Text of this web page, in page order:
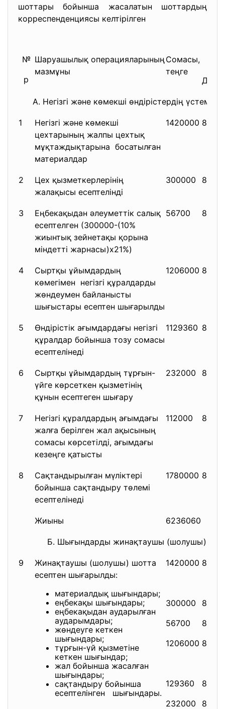
шоттары бойынша жасалатын шоттардың
корреспенденциясы келтірілген
№
р
Шаруашылық операцияларының
мазмұны
Сомасы,
теңге
А. Негізгі және көмекші өндірістердің үстеме
1
Негізгі және көмекші
цехтарының жалпы цехтық
мұқтаждықтарына босатылған
материалдар
1420000 8412
2
Цех қызметкерлерінің
жалақысы есептелінді
300000 8413
3
Еңбекақыдан әлеуметтік салық
есептелген (300000-(10%
жиынтық зейнетақы қорына
міндетті жарнасы)х21%)
56700 8414
4
Сыртқы ұйымдардың
көмегімен негізгі құралдарды
жөндеумен байланысты
шығыстары есептен шығарылды
1206000 8415
5
Өндірістік ағымдардағы негізгі
құралдар бойынша тозу сомасы
есептелінеді
1129360 8416
6
Сыртқы ұйымдардың тұрғын-
үйге көрсеткен қызметінің
құнын есептеген шығару
232000 8417
7
Негізгі құралдардың ағымдағы
жалға берілген жал ақысының
сомасы көрсетілді, ағымдағы
кезеңге қатысты
112000 8418
8
Сақтандырылған мүліктері
бойынша сақтандыру төлемі
есептелінеді
1780000 8419
Жиыны 6236060
Б. Шығындарды жинақтаушы (шолушы)
9
Жинақтаушы (шолушы) шотта
есептен шығарылды:
материалдық шығындары;
еңбекақы шығындары;
еңбекақыдан аударылған
аударымдары;
жөндеуге кеткен
шығындары;
тұрғын-үй қызметіне
кеткен шығындар;
жал бойынша жасалған
шығындары;
сақтандыру бойынша
есептелінген шығындары.
1420000
300000
56700
1206000
129360
232000
8411
8411
8411
8411
8411
8411